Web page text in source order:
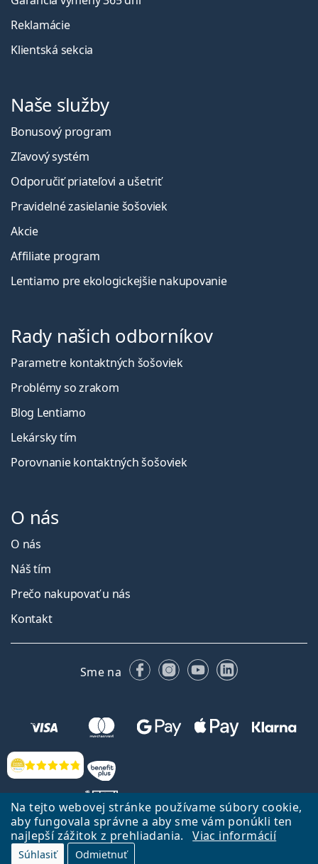
Na tejto webovej stránke používame súbory cookie,
aby fungovala správne a aby sme vám ponúkli ten
najlepší zážitok z prehliadania.
Viac informácií
Súhlasiť Odmietnuť
Hodnotenia
Reklamácie
Klientská sekcia
Naše služby
Bonusový program
Zľavový systém
Odporučiť priateľovi a ušetriť
Pravidelné zasielanie šošoviek
Akcie
Affiliate program
Lentiamo pre ekologickejšie nakupovanie
Rady našich odborníkov
Parametre kontaktných šošoviek
Problémy so zrakom
Blog Lentiamo
Lekársky tím
Porovnanie kontaktných šošoviek
O nás
O nás
Náš tím
Prečo nakupovať u nás
Kontakt
Sme na FacebookuInstagrame
YouTubeLinkedIn
Späť na Úvodnu stránku